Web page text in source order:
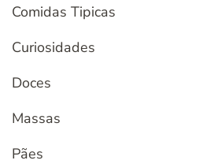
Comidas Tipicas
Curiosidades
Doces
Massas
Pães